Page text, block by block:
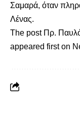
Σαμαρά, όταν
Λένας.
The post Πρ.
appeared first on